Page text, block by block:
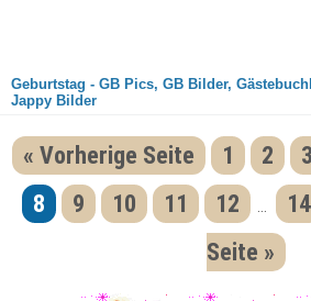
Geburtstag - GB Pics, GB Bilder,
Jappy Bilder
« Vorherige Seite 1 2 3
8
9 10 11 12 14
Seite »